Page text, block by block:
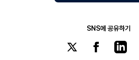
SNS에 공유하기